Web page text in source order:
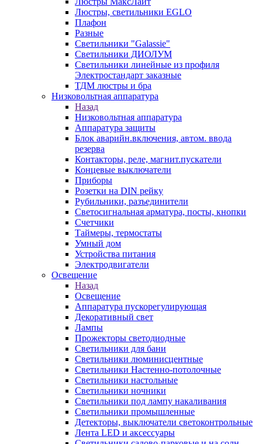
Люстры, светильники EGLO
Плафон
Разные
Светильники "Galassie"
Светильники ДИОЛУМ
Светильники линейные из профиля
Электростандарт заказные
ТДМ люстры и бра
Низковольтная аппаратура
Назад
Низковольтная аппаратура
Аппаратура защиты
Блок аварийн.включения, автом. ввода
резерва
Контакторы, реле, магнит.пускатели
Концевые выключатели
Приборы
Розетки на DIN рейку
Рубильники, разъединители
Светосигнальная арматура, посты, кнопки
Счетчики
Таймеры, термостаты
Умный дом
Устройства питания
Электродвигатели
Освещение
Назад
Освещение
Аппаратура пускорегулирующая
Декоративный свет
Лампы
Прожекторы светодиодные
Светильники для бани
Светильники люминисцентные
Светильники Настенно-потолочные
Светильники настольные
Светильники ночники
Светильники под лампу накаливания
Светильники промышленные
Детекторы, выключатели светоконтрольные
Лента LED и аксессуары